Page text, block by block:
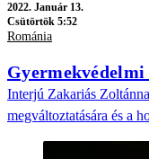
2022. Január 13.
Csütörtök 5:52
Románia
Interjú Zakariás
megváltoztatására és a